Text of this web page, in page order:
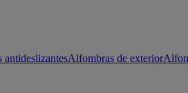
antideslizantesAlfombras de exterior